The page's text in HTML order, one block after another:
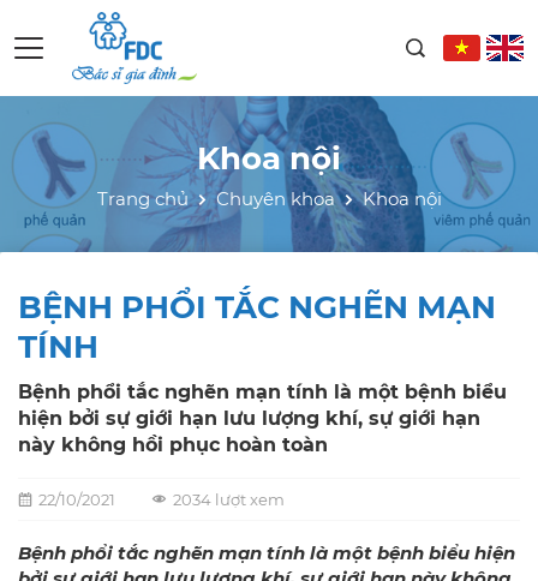
Khoa nội
Trang chủ Chuyên khoa Khoa nội
BỆNH PHỔI TẮC NGHẼN MẠN
TÍNH
Bệnh phổi tắc nghẽn mạn tính là một bệnh biểu
hiện bởi sự giới hạn lưu lượng khí, sự giới hạn
này không hồi phục hoàn toàn
22/10/2021 2034 lượt xem
Bệnh phổi tắc nghẽn mạn tính là một bệnh biểu hiện